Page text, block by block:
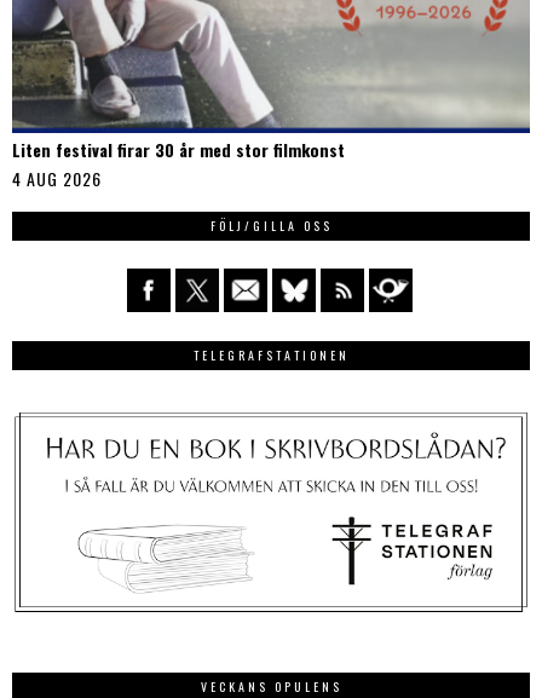
Liten festival firar 30 år med stor filmkonst
4 AUG 2026
FÖLJ/GILLA OSS
TELEGRAFSTATIONEN
VECKANS OPULENS